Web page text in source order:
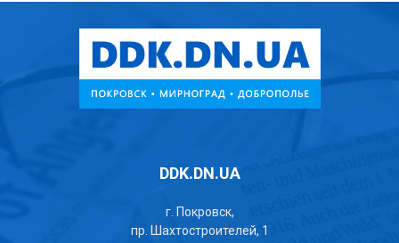
DDK.DN.UA
г. Покровск,
пр. Шахтостроителей, 1